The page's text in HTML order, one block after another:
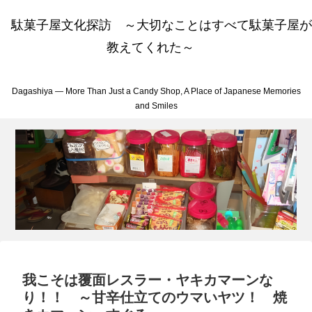
駄菓子屋文化探訪 ～大切なことはすべて駄菓子屋が
教えてくれた～
Dagashiya — More Than Just a Candy Shop, A Place of Japanese Memories
and Smiles
我こそは覆面レスラー・ヤキカマーンな
り！！ ～甘辛仕立てのウマいヤツ！ 焼